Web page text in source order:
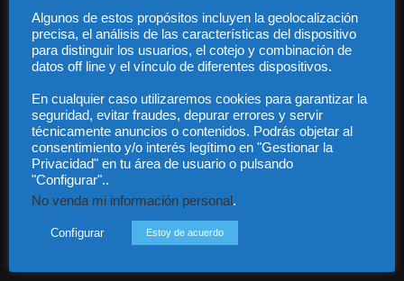
Audiencia y Publicidad
Quiénes somos
Legal
Privacidad
Guía Colaboradores
Algunos de estos propósitos incluyen la geolocalización
precisa, el análisis de las características del dispositivo
para distinguir los usuarios, el cotejo y combinación de
datos off line y el vínculo de diferentes dispositivos.
En cualquier caso utilizaremos cookies para garantizar la
seguridad, evitar fraudes, depurar errores y servir
técnicamente anuncios o contenidos. Podrás objetar al
consentimiento y/o interés legítimo en "Gestionar la
Privacidad" en tu área de usuario o pulsando
"Configurar"..
No venda mi información personal .
Configurar Estoy de acuerdo